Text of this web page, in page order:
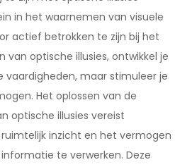
in het waarnemen van visuele
actief betrokken te zijn bij het
van optische illusies, ontwikkel je
vaardigheden, maar stimuleer je
Het oplossen van de
optische illusies vereist
inzicht en het vermogen
te verwerken. Deze